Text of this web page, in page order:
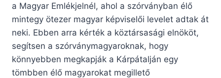
a Magyar Emlékjelnél, ahol a szórványban élő
mintegy ötezer magyar képviselői levelet adtak át
neki. Ebben arra kérték a köztársasági elnököt,
segítsen a szórványmagyaroknak, hogy
könnyebben megkapják a Kárpátalján egy
tömbben élő magyarokat megillető